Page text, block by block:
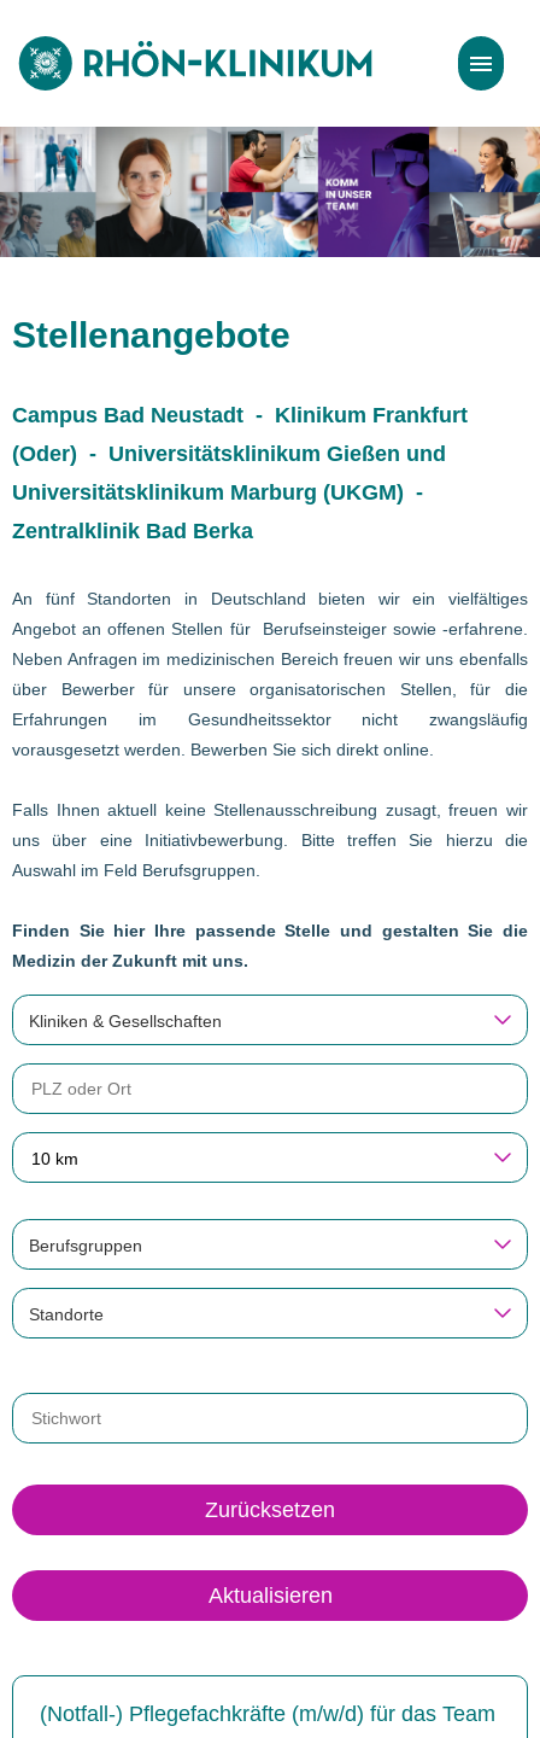
Stellenangebote
Bewerbungstipps
Stellenangebote
Campus Bad Neustadt - Klinikum Frankfurt
(Oder) - Universitätsklinikum Gießen und
Universitätsklinikum Marburg (UKGM) -
Zentralklinik Bad Berka
An fünf Standorten in Deutschland bieten wir ein vielfältiges
Angebot an offenen Stellen für Berufseinsteiger sowie -erfahrene.
Neben Anfragen im medizinischen Bereich freuen wir uns ebenfalls
über Bewerber für unsere organisatorischen Stellen, für die
Erfahrungen im Gesundheitssektor nicht zwangsläufig
vorausgesetzt werden. Bewerben Sie sich direkt online.
Falls Ihnen aktuell keine Stellenausschreibung zusagt, freuen wir
uns über eine Initiativbewerbung. Bitte treffen Sie hierzu die
Auswahl im Feld Berufsgruppen.
Finden Sie hier Ihre passende Stelle und gestalten Sie die
Medizin der Zukunft mit uns.
Kliniken & Gesellschaften
10 km
Berufsgruppen
Standorte
Zurücksetzen
Aktualisieren
(Notfall-) Pflegefachkräfte (m/w/d) für das Team